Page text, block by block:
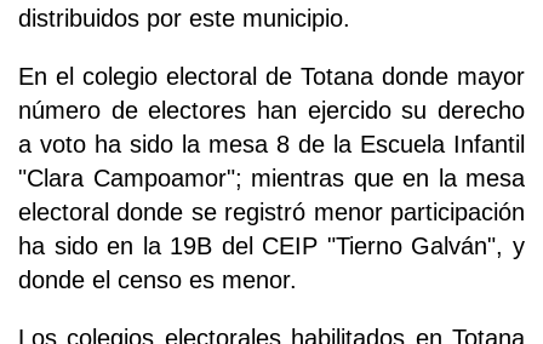
distribuidos por este municipio.
En el colegio electoral de Totana donde mayor
número de electores han ejercido su derecho
a voto ha sido la mesa 8 de la Escuela Infantil
"Clara Campoamor"; mientras que en la mesa
electoral donde se registró menor participación
ha sido en la 19B del CEIP "Tierno Galván", y
donde el censo es menor.
Los colegios electorales habilitados en Totana